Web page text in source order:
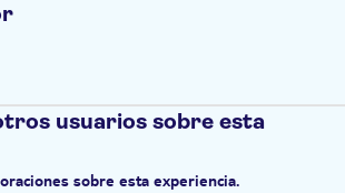
usuarios sobre esta
sobre esta experiencia.